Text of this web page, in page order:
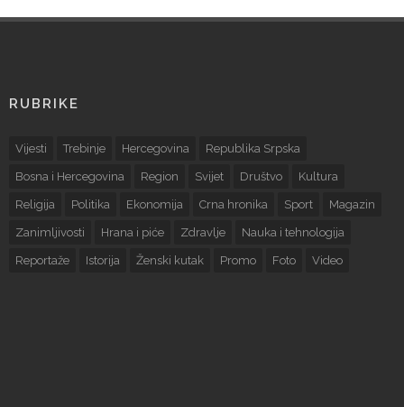
RUBRIKE
Vijesti Trebinje Hercegovina Republika Srpska
Bosna i Hercegovina Region Svijet Društvo Kultura
Religija Politika Ekonomija Crna hronika Sport Magazin
Zanimljivosti Hrana i piće Zdravlje Nauka i tehnologija
Reportaže Istorija Ženski kutak Promo Foto Video